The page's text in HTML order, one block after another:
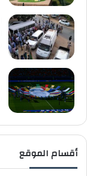
أقسام الموقع